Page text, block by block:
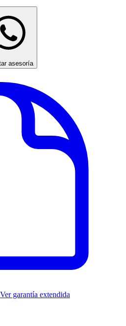
asesoría
Ver garantía extendida